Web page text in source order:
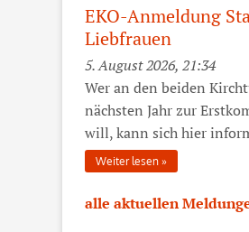
EKO-Anmeldung
Liebfrauen
5. August 2026, 21:34
Wer an den beiden
nächsten Jahr zur
will, kann sich hier
Weiter lesen
alle aktuellen